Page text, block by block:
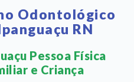
Odontológico
RN
Pessoa Física
e Criança​